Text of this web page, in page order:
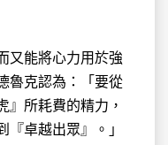
又能將心力用於強
魯克認為：「要從
』所耗費的精力，
『卓越出眾』。」